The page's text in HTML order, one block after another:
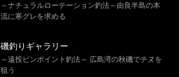
～ナチュラルローテーション釣法～由良半島の本
流に寒グレを求める
磯釣りギャラリー
～遠投ピンポイント釣法～ 広島湾の秋磯でチヌを
狙う